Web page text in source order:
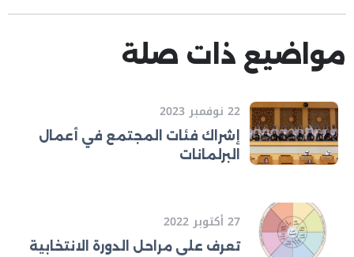
مواضيع ذات صلة
22 نوفمبر 2023
إشراك فئات المجتمع في أعمال
البرلمانات
27 أكتوبر 2022
تعرف على مراحل الدورة الانتخابية